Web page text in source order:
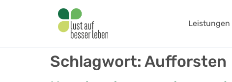
Leistungen
Schlagwort: Aufforsten